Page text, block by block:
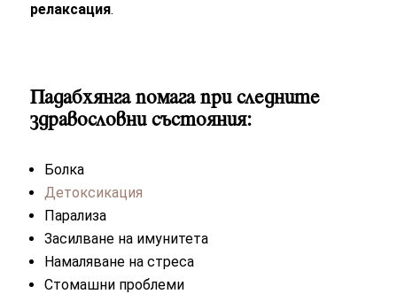
релаксация.
Падабхянга помага при следните
здравословни състояния:
Болка
Детоксикация
Парализа
Засилване на имунитета
Намаляване на стреса
Стомашни проблеми